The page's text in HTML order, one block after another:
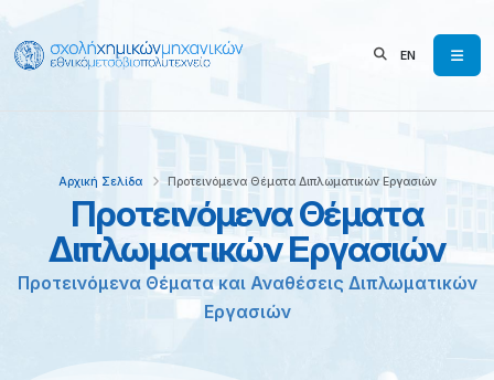
EN
Προτεινόμενα Θέματα
Διπλωματικών Εργασιών
Προτεινόμενα Θέματα και Αναθέσεις Διπλωματικών
Εργασιών
Αρχική Σελίδα Προτεινόμενα Θέματα Διπλωματικών Εργασιών